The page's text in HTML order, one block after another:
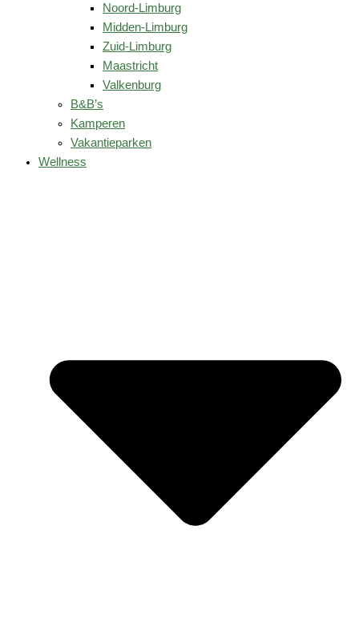
Noord-Limburg
Midden-Limburg
Zuid-Limburg
Maastricht
Valkenburg
B&B’s
Kamperen
Vakantieparken
Wellness